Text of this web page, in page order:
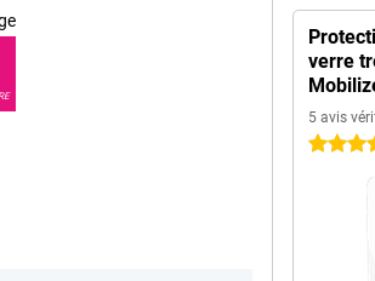
verre
5 avis
5 étoiles